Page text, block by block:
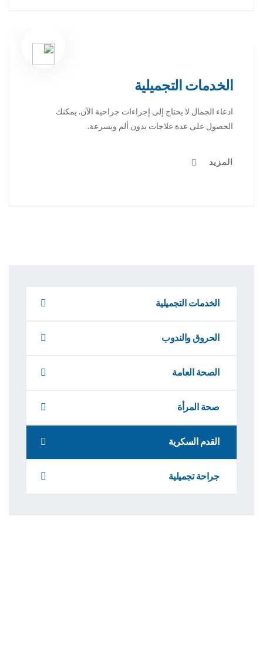
الخدمات التجميلية
ادعاء الجمال لا يحتاج إلى إجراءات جراحية الآن. يمكنك
الحصول على عدة علاجات بدون ألم وبسرعة.
المزيد
الخدمات التجميلية
الحروق والندوب
الصحة العامة
صحة المرأة
القدم السكرية
جراحة تجميلية